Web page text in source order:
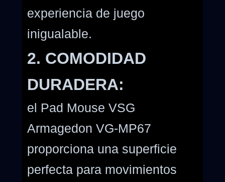
experiencia de juego
inigualable.
2. COMODIDAD
DURADERA:
el Pad Mouse VSG
Armagedon VG-MP67
proporciona una superficie
perfecta para movimientos